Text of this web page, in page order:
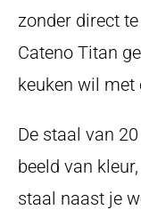
zonder direct
Cateno Titan
keuken wil met
De staal van
beeld van
staal naast je